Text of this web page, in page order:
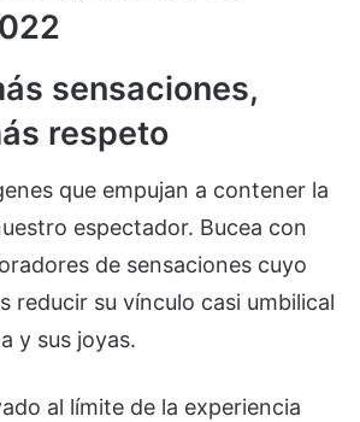
sensaciones,
respeto
que empujan a contener la
espectador. Bucea con
de sensaciones cuyo
reducir su vínculo casi umbilical
y sus joyas.
al límite de la experiencia